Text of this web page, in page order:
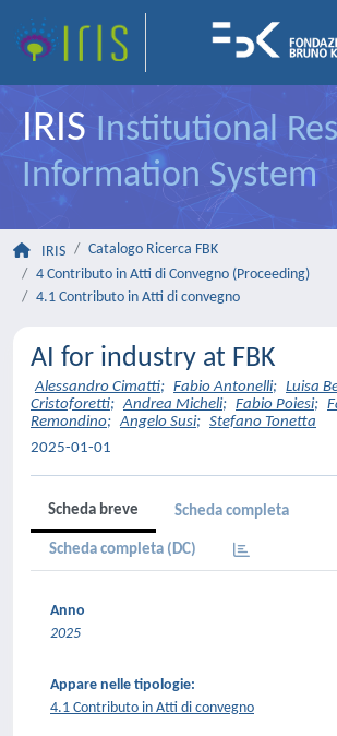
IRIS Institutional
Information System
IRIS
Catalogo Ricerca FBK
4 Contributo in Atti di Convegno (Proceeding)
4.1 Contributo in Atti di convegno
AI for industry at FBK
Alessandro Cimatti; Fabio Antonelli; Luisa
Cristoforetti; Andrea Micheli; Fabio Poiesi;
Remondino; Angelo Susi; Stefano Tonetta
2025-01-01
Scheda breve Scheda completa
Scheda completa (DC)
Anno
2025
Appare nelle tipologie:
4.1 Contributo in Atti di convegno